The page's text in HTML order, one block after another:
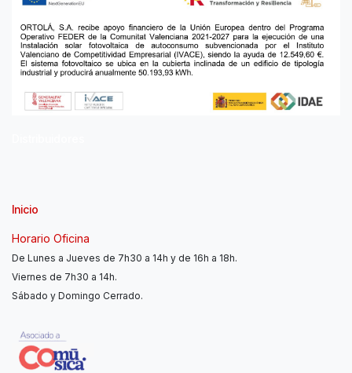
Inicio
Horario Oficina
De Lunes a Jueves de 7h30 a 14h y de 16h a 18h.
Viernes de 7h30 a 14h.
Sábado y Domingo Cerrado.